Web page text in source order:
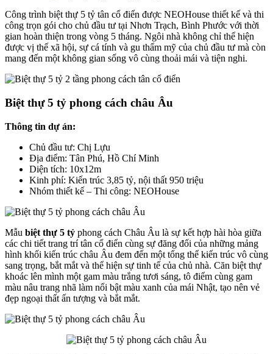
Công trình biệt thự 5 tỷ tân cổ điển được NEOHouse thiết kế và thi
công trọn gói cho chủ đầu tư tại Nhơn Trạch, Bình Phước với thời
gian hoàn thiện trong vòng 5 tháng. Ngôi nhà không chỉ thể hiện
được vị thế xã hội, sự cá tính và gu thẩm mỹ của chủ đầu tư mà còn
mang đến một không gian sống vô cùng thoải mái và tiện nghi.
Biệt thự 5 tỷ phong cách châu Âu
Thông tin dự án:
Chủ đầu tư: Chị Lựu
Địa điểm: Tân Phú, Hồ Chí Minh
Diện tích: 10x12m
Kinh phí: Kiến trúc 3,85 tỷ, nội thất 950 triệu
Nhóm thiết kế – Thi công: NEOHouse
Mẫu biệt thự 5 tỷ phong cách Châu Âu là sự kết hợp hài hòa giữa
các chi tiết trang trí tân cổ điển cùng sự đăng đối của những mảng
hình khối kiến trúc châu Âu đem đến một tổng thể kiến trúc vô cùng
sang trọng, bắt mắt và thể hiện sự tinh tế của chủ nhà. Căn biệt thự
khoác lên mình một gam màu trắng tươi sáng, tô điểm cùng gam
màu nâu trang nhã làm nổi bật màu xanh của mái Nhật, tạo nên vẻ
đẹp ngoại thất ấn tượng và bắt mắt.